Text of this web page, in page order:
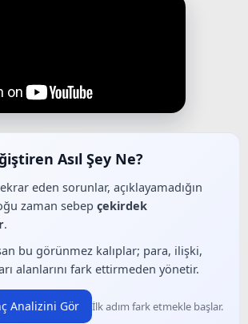
Asıl Şey Ne?
eden sorunlar, açıklayamadığın
zaman sebep çekirdek
.
bu görünmez kalıplar; para, ilişki,
alanlarını fark ettirmeden yönetir.
Analizini Gör İlk adım fark etmekle başlar.